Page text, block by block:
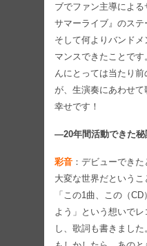
ブでファン主導によ
サマーライブ』のステ
そして何よりバンド
マンスできたことで
んにとっては当たり
が、生演奏にあわせ
幸せです！
―20年間活動できた秘
彩音 ：デビューでき
大変な世界だという
「この1曲、この（
よう」という想いで
し、歌詞も書きました